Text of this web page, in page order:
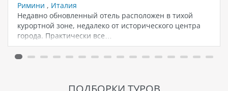
Римини , Италия
Недавно обновленный отель расположен в тихой
курортной зоне, недалеко от исторического центра
города. Практически все…